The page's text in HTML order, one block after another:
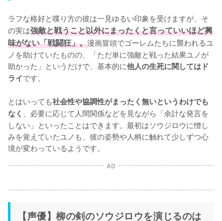
ラフな格好と喋り方の彼は一見ゆるい印象を受けますが、そ
の実は強敵と戦うこと以外にまったくと言っていいほど興
味がない「戦闘狂」。漫画冒頭でゴーレムたちに襲われるユ
ノを助けていたものの、「ただ単に強敵と戦った結果ユノが
助かった」というだけで、基本的に他人の生死に関してはド
ライです。
とはいっても社会性や協調性がまったく無いというわけでも
なく
、必要に応じて人間関係などを見ながら「余計な発言を
しない」といったことはできます。最初はソウジロウに憎し
みを覚えていたユノも、彼の姿勢や人柄に触れて少しずつ心
境が変わっているようです。
AD
【声優】柳の剣のソウジロウを演じるのは